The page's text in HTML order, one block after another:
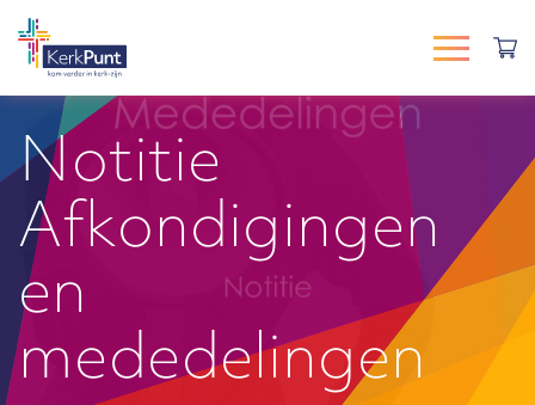
Notitie
Afkondigingen
en
mededelingen